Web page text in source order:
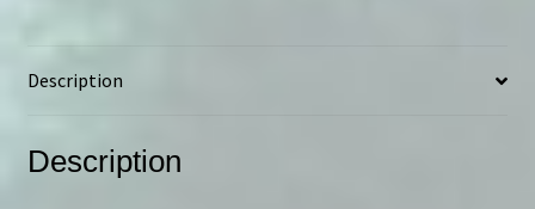
Description
Description